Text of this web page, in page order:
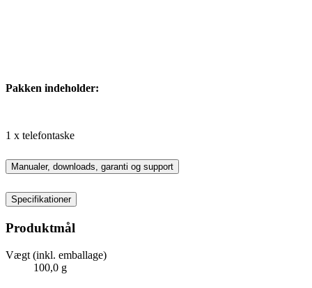
Pakken indeholder:
1 x telefontaske
Manualer, downloads, garanti og support
Specifikationer
Produktmål
Vægt (inkl. emballage)
100,0 g